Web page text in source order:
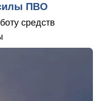
ПВО
средств